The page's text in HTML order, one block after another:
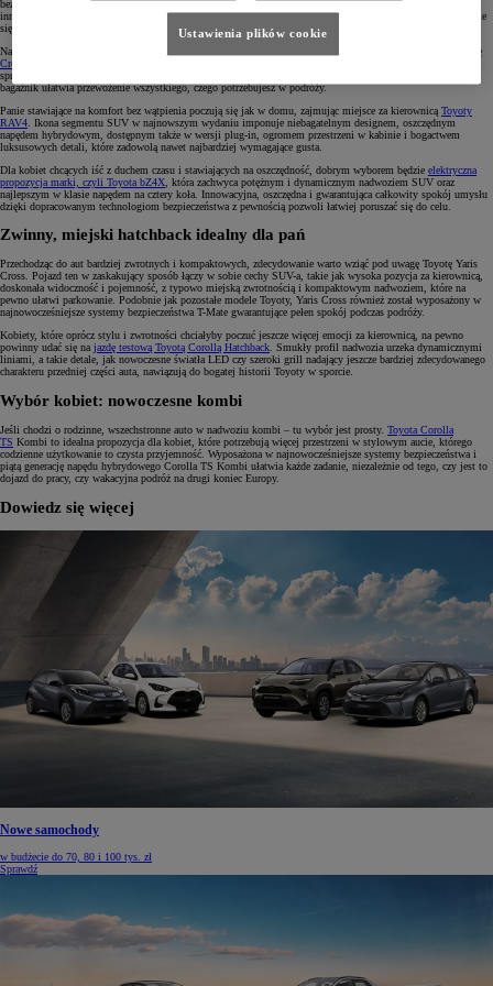
bezpiecznego wysiadania z pojazdu, dają pewność na każdej z dróg. Na pewno warto również wspomnieć o
innowacyjnych napędach hybrydowym i hybrydowym typu plug-in, które sprawiają, że jazda w mieście stanie
się czystą przyjemnością.
Na równie bezpieczną i komfortową podróż mogą liczyć kobiety, które wybiorą przestronną i
stylową Corollę
Cross
sprawdzi podczas codziennej jazdy. Auto oferuje więcej przestrzeni na nogi i głowę, a szeroki i pojemny
bagażnik ułatwia przewożenie wszystkiego, czego potrzebujesz w podróży.
Panie stawiające na komfort bez wątpienia poczują się jak w domu, zajmując miejsce za kierownicą Toyoty
RAV4 . Ikona segmentu SUV w najnowszym wydaniu imponuje niebagatelnym designem, oszczędnym
napędem hybrydowym, dostępnym także w wersji plug-in, ogromem przestrzeni w kabinie i bogactwem
luksusowych detali, które zadowolą nawet najbardziej wymagające gusta.
Dla kobiet chcących iść z duchem czasu i stawiających na oszczędność, dobrym wyborem będzie elektryczna
propozycja marki, czyli Toyota bZ4X , która zachwyca potężnym i dynamicznym nadwoziem SUV oraz
najlepszym w klasie napędem na cztery koła. Innowacyjna, oszczędna i gwarantująca całkowity spokój umysłu
dzięki dopracowanym technologiom bezpieczeństwa z pewnością pozwoli łatwiej poruszać się do celu.
Zwinny, miejski hatchback idealny dla pań
Przechodząc do aut bardziej zwrotnych i kompaktowych, zdecydowanie warto wziąć pod uwagę Toyotę Yaris
Cross. Pojazd ten w zaskakujący sposób łączy w sobie cechy SUV-a, takie jak wysoka pozycja za kierownicą,
doskonała widoczność i pojemność, z typowo miejską zwrotnością i kompaktowym nadwoziem, które na
pewno ułatwi parkowanie. Podobnie jak pozostałe modele Toyoty, Yaris Cross również został wyposażony w
najnowocześniejsze systemy bezpieczeństwa T-Mate gwarantujące pełen spokój podczas podróży.
Kobiety, które oprócz stylu i zwrotności chciałyby poczuć jeszcze więcej emocji za kierownicą, na pewno
powinny udać się na jazdę testową Toyotą Corollą Hatchback. Smukły profil nadwozia urzeka dynamicznymi
liniami, a takie detale, jak nowoczesne światła LED czy szeroki grill nadający jeszcze bardziej zdecydowanego
charakteru przedniej części auta, nawiązują do bogatej historii Toyoty w sporcie.
Wybór kobiet: nowoczesne kombi
Jeśli chodzi o rodzinne, wszechstronne auto w nadwoziu kombi – tu wybór jest prosty. Toyota Corolla
TS Kombi to idealna propozycja dla kobiet, które potrzebują więcej przestrzeni w stylowym aucie, którego
codzienne użytkowanie to czysta przyjemność. Wyposażona w najnowocześniejsze systemy bezpieczeństwa i
piątą generację napędu hybrydowego Corolla TS Kombi ułatwia każde zadanie, niezależnie od tego, czy jest to
dojazd do pracy, czy wakacyjna podróż na drugi koniec Europy.
Dowiedz się więcej
Nowe samochody
w budżecie do 70, 80 i 100 tys. zł
Sprawdź
Ustawienia plików cookie